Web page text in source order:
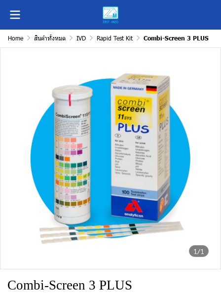
Home สินค้าทั้งหมด IVD Rapid Test Kit Combi-Screen 3 PLUS
1/1
Combi-Screen 3 PLUS